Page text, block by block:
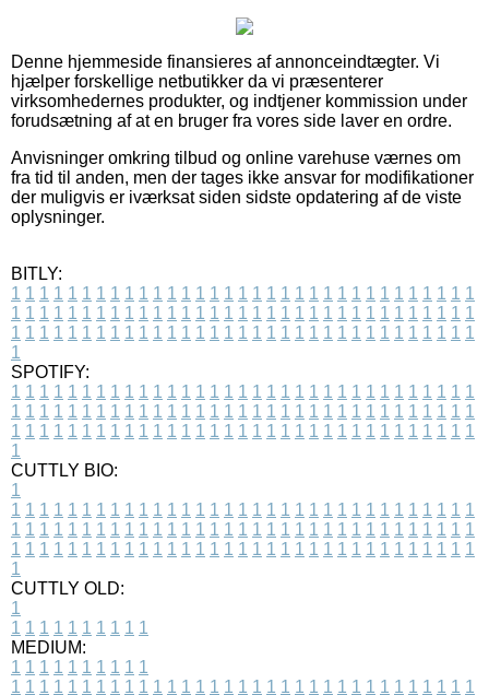
Denne hjemmeside finansieres af annonceindtægter. Vi
hjælper forskellige netbutikker da vi præsenterer
virksomhedernes produkter, og indtjener kommission under
forudsætning af at en bruger fra vores side laver en ordre.
Anvisninger omkring tilbud og online varehuse værnes om
fra tid til anden, men der tages ikke ansvar for modifikationer
der muligvis er iværksat siden sidste opdatering af de viste
oplysninger.
BITLY:
1 1 1 1 1 1 1 1 1 1 1 1 1 1 1 1 1 1 1 1 1 1 1 1 1 1 1 1 1 1 1 1 1
1 1 1 1 1 1 1 1 1 1 1 1 1 1 1 1 1 1 1 1 1 1 1 1 1 1 1 1 1 1 1 1 1
1 1 1 1 1 1 1 1 1 1 1 1 1 1 1 1 1 1 1 1 1 1 1 1 1 1 1 1 1 1 1 1 1
1
SPOTIFY:
1 1 1 1 1 1 1 1 1 1 1 1 1 1 1 1 1 1 1 1 1 1 1 1 1 1 1 1 1 1 1 1 1
1 1 1 1 1 1 1 1 1 1 1 1 1 1 1 1 1 1 1 1 1 1 1 1 1 1 1 1 1 1 1 1 1
1 1 1 1 1 1 1 1 1 1 1 1 1 1 1 1 1 1 1 1 1 1 1 1 1 1 1 1 1 1 1 1 1
1
CUTTLY BIO:
1
1 1 1 1 1 1 1 1 1 1 1 1 1 1 1 1 1 1 1 1 1 1 1 1 1 1 1 1 1 1 1 1 1
1 1 1 1 1 1 1 1 1 1 1 1 1 1 1 1 1 1 1 1 1 1 1 1 1 1 1 1 1 1 1 1 1
1 1 1 1 1 1 1 1 1 1 1 1 1 1 1 1 1 1 1 1 1 1 1 1 1 1 1 1 1 1 1 1 1
1
CUTTLY OLD:
1
1 1 1 1 1 1 1 1 1 1
MEDIUM:
1 1 1 1 1 1 1 1 1 1
1 1 1 1 1 1 1 1 1 1 1 1 1 1 1 1 1 1 1 1 1 1 1 1 1 1 1 1 1 1 1 1 1